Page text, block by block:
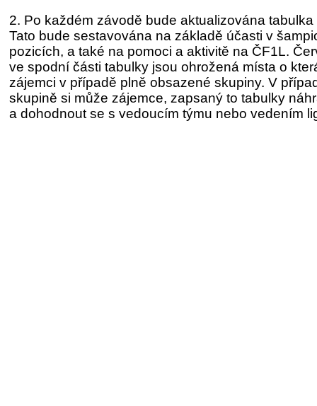
2. Po každém závodě bude aktualizována
Tato bude sestavována na základě účasti v
pozicích, a také na pomoci a aktivitě na ČF1L.
ve spodní části tabulky jsou ohrožená místa o
zájemci v případě plně obsazené skupiny. V
skupině si může zájemce, zapsaný to tabulky
a dohodnout se s vedoucím týmu nebo vedením